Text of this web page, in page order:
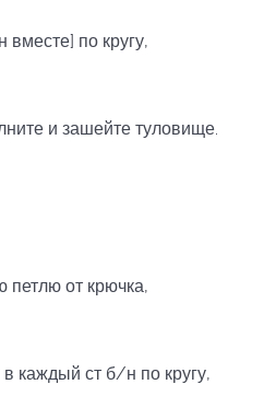
вместе] по кругу,
и зашейте туловище.
петлю от крючка,
в каждый ст б/н по кругу,